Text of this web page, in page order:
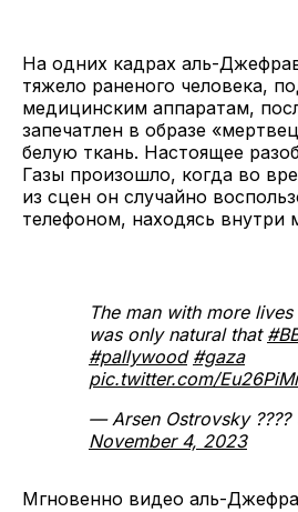
На одних кадрах аль-
тяжело раненого человека,
медицинским аппаратам,
запечатлен в образе
белую ткань. Настоящее
Газы произошло, когда во
из сцен он случайно
телефоном, находясь внутри
The man with more
was only natural that
#pallywood #gaza
pic.twitter.com/
— Arsen Ostrovsky ????️
November 4, 2023
Мгновенно видео аль-